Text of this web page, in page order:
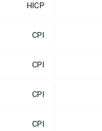
HICP
CPI
CPI
CPI
CPI